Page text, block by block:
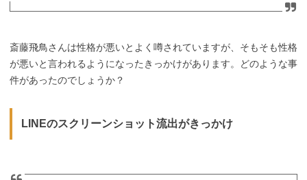
斎藤飛鳥さんは性格が悪いとよく噂されていますが、そもそも性格
が悪いと言われるようになったきっかけがあります。どのような事
件があったのでしょうか？
LINEのスクリーンショット流出がきっかけ